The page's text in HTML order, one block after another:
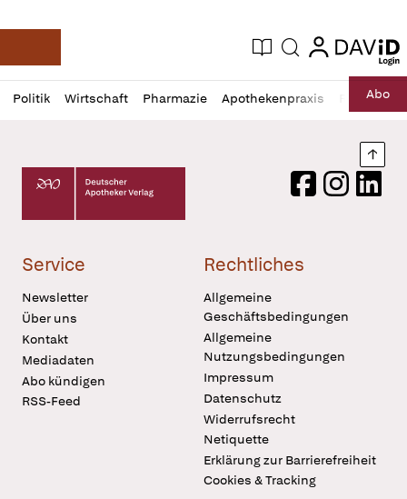
Deutsche Apotheker Zeitung
Aktuelle Ausgabe
Suche login
login
Politik Wirtschaft Pharmazie Apothekenpraxis RechtAbo
Profil
öffnen
Daz
Pur
Deutscher Apotheker Verlag Logo
FacebookInstagram
Service
Newsletter
Über uns
Kontakt
Mediadaten
Abo kündigen
RSS-Feed
Rechtliches
Allgemeine
Geschäftsbedingungen
Allgemeine
Nutzungsbedingungen
Impressum
Datenschutz
Widerrufsrecht
Netiquette
Erklärung zur Barrierefreiheit
Cookies & Tracking